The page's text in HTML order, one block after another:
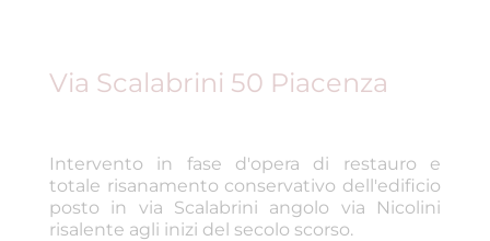
Via Scalabrini 50 Piacenza
Intervento in fase d'opera di restauro e
totale risanamento conservativo dell'edificio
posto in via Scalabrini angolo via Nicolini
risalente agli inizi del secolo scorso.